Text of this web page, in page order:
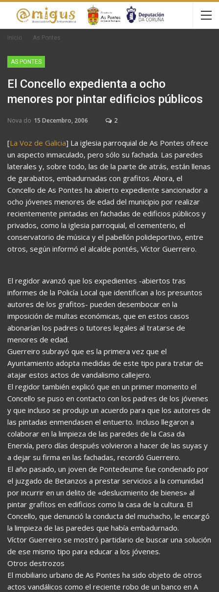
Inicio As Pontes
AS PONTES
El Concello expedienta a ocho
menores por pintar edificios públicos
Nova do 15 Decembro, 2006 2
[La Voz de Galicia] La iglesia parroquial de As Pontes ofrece
un aspecto inmaculado, pero sólo su fachada. Las paredes
laterales y, sobre todo, las de la parte de atrás, están llenas
de garabatos, embadurnadas con grafitos. Ahora, el
Concello de As Pontes ha abierto expediente sancionador a
ocho jóvenes menores de edad del municipio por realizar
recientemente pintadas en fachadas de edificios públicos y
privados, como la iglesia parroquial, el cementerio, el
conservatorio de música y el pabellón polideportivo, entre
otros, según informó el alcalde pontés, Víctor Guerreiro.
El regidor avanzó que los expedientes -abiertos tras
informes de la Policía Local que identifican a los presuntos
autores de los grafitos- pueden desembocar en la
imposición de multas económicas, que en estos casos
abonarían los padres o tutores legales al tratarse de
menores de edad.
Guerreiro subrayó que es la primera vez que el
Ayuntamiento adopta medidas de este tipo para tratar de
atajar estos actos de vandalismo callejero.
El regidor también explicó que en un primer momento el
Concello se puso en contacto con los padres de los jóvenes
y que incluso se produjo un acuerdo para que los autores de
las pintadas enmendasen el entuerto. Incluso llegaron a
colaborar en la limpieza de las paredes de la Casa da
Enerxía, pero días después volvieron a hacer de las suyas y
a dejar su firma en las fachadas, recordó Guerreiro.
El año pasado, un joven de Pontedeume fue condenado por
el juzgado de Betanzos a prestar servicios a la comunidad
por incurrir en un delito de «deslucimiento de bienes» al
pintar grafitos en edificios como la casa de la cultura. El
Concello, que denunció la conducta del muchacho, le encargó
la limpieza de las paredes que había embadurnado.
Víctor Guerreiro se mostró partidario de buscar una solución
de ese mismo tipo para educar a los jóvenes.
Otros destrozos
El mobiliario urbano de As Pontes ha sido objeto de otros
actos vandálicos como el reciente robo de un banco en A